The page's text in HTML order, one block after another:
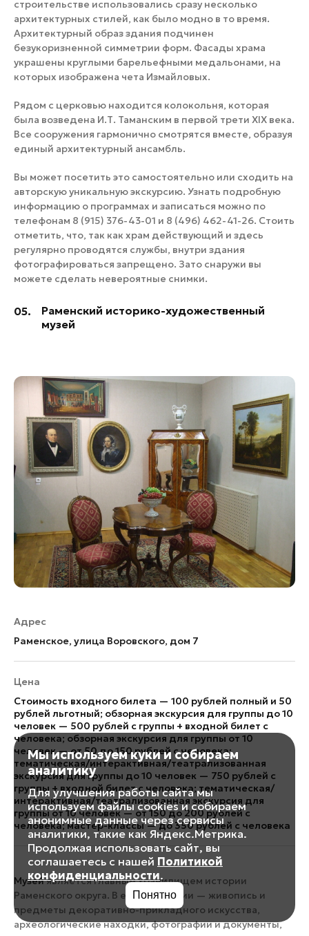
строительстве использовались сразу несколько
архитектурных стилей, как было модно в то время.
Архитектурный образ здания подчинен
безукоризненной симметрии форм. Фасады храма
украшены круглыми барельефными медальонами, на
которых изображена чета Измайловых.
Рядом с церковью находится колокольня, которая
была возведена И.Т. Таманским в первой трети XIX века.
Все сооружения гармонично смотрятся вместе, образуя
единый архитектурный ансамбль.
Вы может посетить это самостоятельно или сходить на
авторскую уникальную экскурсию. Узнать подробную
информацию о программах и записаться можно по
телефонам 8 (915) 376-43-01 и 8 (496) 462-41-26. Стоить
отметить, что, так как храм действующий и здесь
регулярно проводятся службы, внутри здания
фотографироваться запрещено. Зато снаружи вы
можете сделать невероятные снимки.
05.
Раменский историко-художественный
музей
Адрес
Раменское, улица Воровского, дом 7
Цена
Стоимость входного билета — 100 рублей полный и 50
рублей льготный; обзорная экскурсия для группы до 10
человек — 500 рублей с группы + входной билет с
человека; обзорная экскурсия для группы от 10
человек — от 50 до 150 рублей с человека;
тематическая/интерактивная/театрализованная
экскурсия для группы до 10 человек — 750 рублей с
группы + входной билет с человека; тематическая/
интерактивная/театрализованная экскурсия для
группы от 10 человек — от 150 до 200 рублей с
человека; мастер-классы — до 350 рублей с человека
Музейявляется главным хранилищем истории
Раменского округа. В его коллекции — живопись и
предметы декоративно-прикладного искусства,
археологические находки, фотографии и документы,
Мы используем куки и собираем
аналитику
Для улучшения работы сайта мы
используем файлы cookies и собираем
анонимные данные через сервисы
аналитики, такие как Яндекс.Метрика.
Продолжая использовать сайт, вы
соглашаетесь с нашей Политикой
конфиденциальности.
Понятно